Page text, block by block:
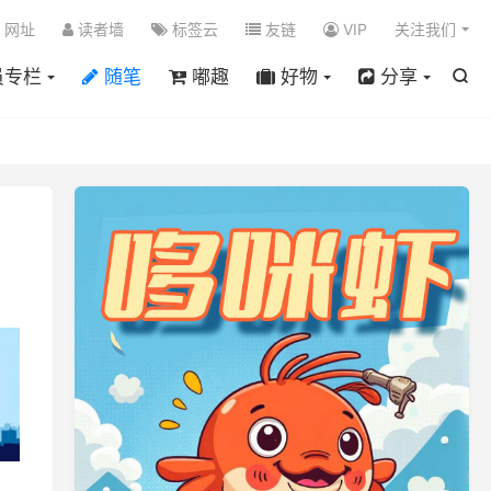

栏 随笔 嘟趣 好物 分享
网址 读者墙 标签云 友链 VIP 关注我们